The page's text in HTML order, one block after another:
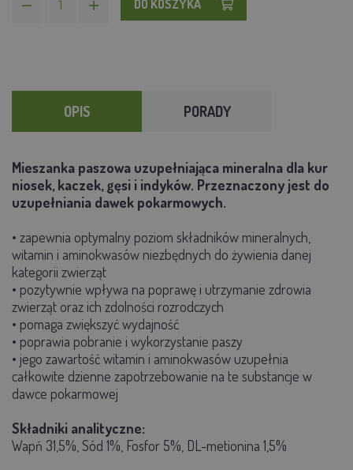
DO KOSZYKA
OPIS PORADY
Mieszanka paszowa uzupełniająca mineralna dla kur
niosek, kaczek, gęsi i indyków. Przeznaczony jest do
uzupełniania dawek pokarmowych.
• zapewnia optymalny poziom składników mineralnych,
witamin i aminokwasów niezbędnych do żywienia danej
kategorii zwierząt
• pozytywnie wpływa na poprawę i utrzymanie zdrowia
zwierząt oraz ich zdolności rozrodczych
• pomaga zwiększyć wydajność
• poprawia pobranie i wykorzystanie paszy
• jego zawartość witamin i aminokwasów uzupełnia
całkowite dzienne zapotrzebowanie na te substancje w
dawce pokarmowej
Składniki analityczne:
Wapń 31,5%, Sód 1%, Fosfor 5%, DL-metionina 1,5%